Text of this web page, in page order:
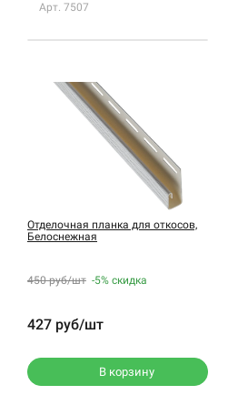
Арт. 7507
Отделочная планка для откосов,
Белоснежная
450 руб/шт -5% скидка
427 руб/шт
В корзину